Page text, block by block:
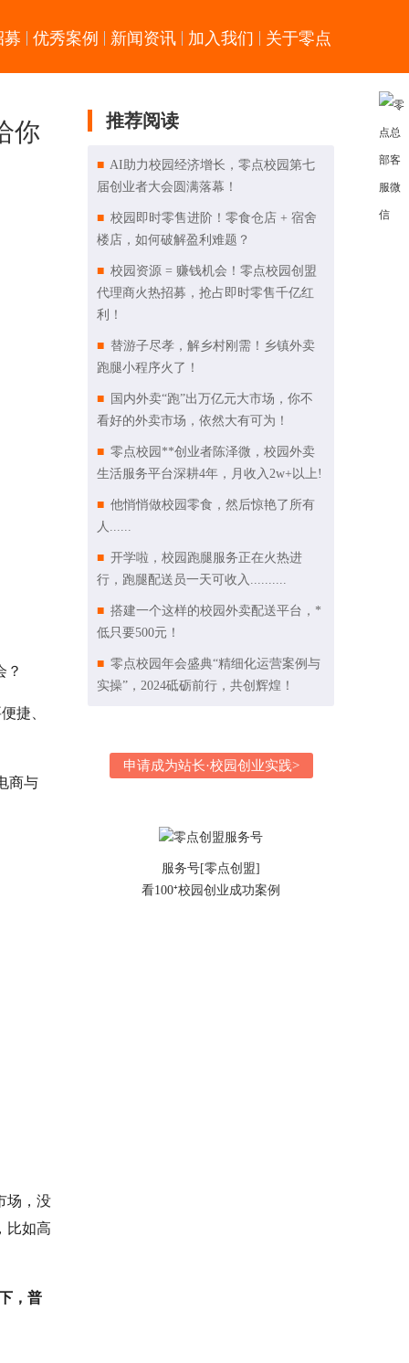
募 优秀案例 新闻资讯 加入我们 关于零点
你
？
捷、
商与
场，没
比如高
，普
推荐阅读
AI助力校园经济增长，零点校园第七
届创业者大会圆满落幕！
校园即时零售进阶！零食仓店 + 宿舍
楼店，如何破解盈利难题？
校园资源 = 赚钱机会！零点校园创盟
代理商火热招募，抢占即时零售千亿红
利！
替游子尽孝，解乡村刚需！乡镇外卖
跑腿小程序火了！
国内外卖“跑”出万亿元大市场，你不
看好的外卖市场，依然大有可为！
零点校园**创业者陈泽微，校园外卖
生活服务平台深耕4年，月收入2w+以上!
他悄悄做校园零食，然后惊艳了所有
人......
开学啦，校园跑腿服务正在火热进
行，跑腿配送员一天可收入..........
搭建一个这样的校园外卖配送平台，*
低只要500元！
零点校园年会盛典“精细化运营案例与
实操”，2024砥砺前行，共创辉煌！
申请成为站长·校园创业实践>
服务号[零点创盟]
看100⁺校园创业成功案例